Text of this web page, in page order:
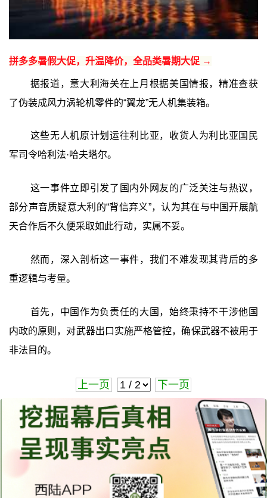
拼多多暑假大促，升温降价，全品类暑期大促 →
据报道，意大利海关在上月根据美国情报，精准查获
了伪装成风力涡轮机零件的“翼龙”无人机集装箱。
这些无人机原计划运往利比亚，收货人为利比亚国民
军司令哈利法·哈夫塔尔。
这一事件立即引发了国内外网友的广泛关注与热议，
部分声音质疑意大利的“背信弃义”，认为其在与中国开展航
天合作后不久便采取如此行动，实属不妥。
然而，深入剖析这一事件，我们不难发现其背后的多
重逻辑与考量。
首先，中国作为负责任的大国，始终秉持不干涉他国
内政的原则，对武器出口实施严格管控，确保武器不被用于
非法目的。
上一页 下一页